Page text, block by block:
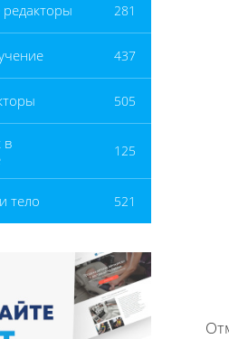
редакторы 281
437
505
в
125
тело 521